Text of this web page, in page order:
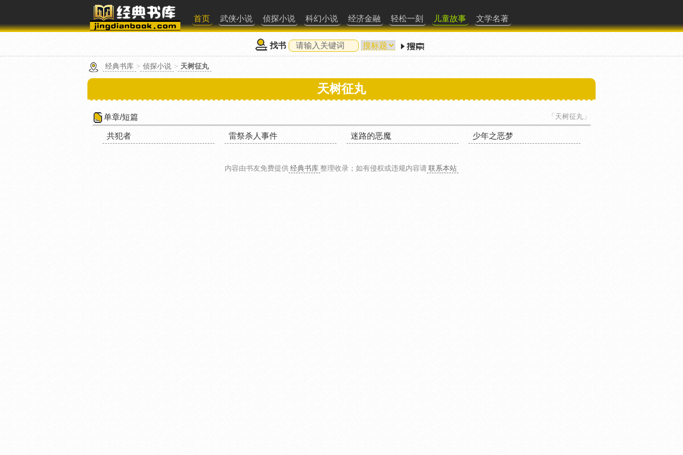
首页 武侠小说 侦探小说 科幻小说 经济金融 轻松一刻 儿童故事 文学名著
找书
经典书库 > 侦探小说 > 天树征丸
天树征丸
「天树征丸」
单章/短篇
共犯者 雷祭杀人事件 迷路的恶魔 少年之恶梦
内容由书友免费提供经典书库整理收录 ；如有侵权或违规内容请联系本站